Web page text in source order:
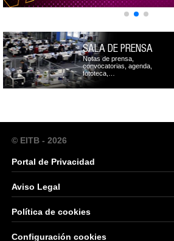
SALA DE PRENSA
Notas de prensa,
convocatorias, agenda,
fototeca,…
© EITB - 2026
Portal de Privacidad
Aviso Legal
Política de cookies
Configuración cookies